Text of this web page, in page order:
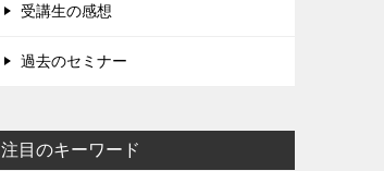
受講生の感想
過去のセミナー
注目のキーワード